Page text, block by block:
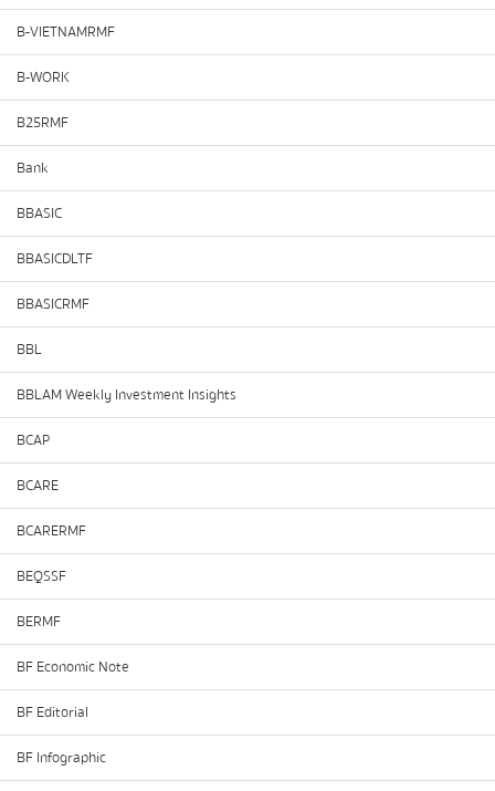
B-VIETNAMRMF
B-WORK
B25RMF
Bank
BBASIC
BBASICDLTF
BBASICRMF
BBL
BBLAM Weekly Investment Insights
BCAP
BCARE
BCARERMF
BEQSSF
BERMF
BF Economic Note
BF Editorial
BF Infographic